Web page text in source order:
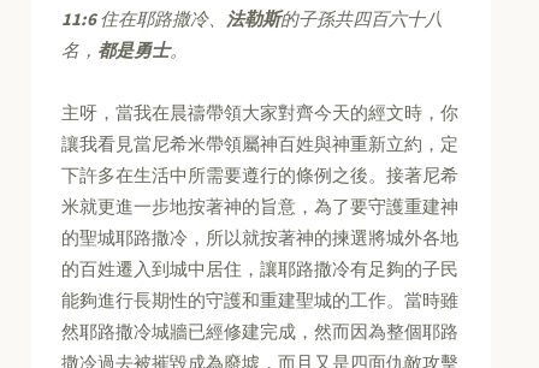
11:6住在耶路撒冷、 法勒斯的子孫共四百六十八
名， 都是勇士。
主呀，當我在晨禱帶領大家對齊今天的經文時，你
讓我看見當尼希米帶領屬神百姓與神重新立約，定
下許多在生活中所需要遵行的條例之後。接著尼希
米就更進一步地按著神的旨意，為了要守護重建神
的聖城耶路撒冷，所以就按著神的揀選將城外各地
的百姓遷入到城中居住，讓耶路撒冷有足夠的子民
能夠進行長期性的守護和重建聖城的工作。當時雖
然耶路撒冷城牆已經修建完成，然而因為整個耶路
撒冷過去被摧毀成為廢墟，而且又是四面仇敵攻擊